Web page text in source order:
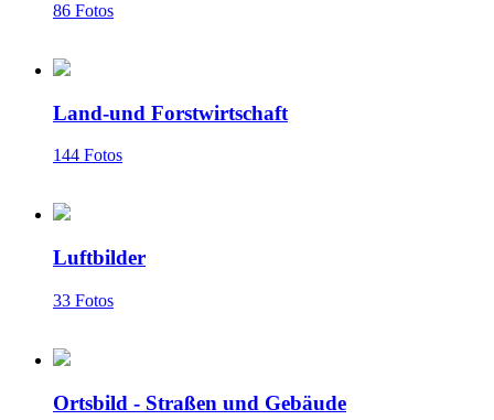
86 Fotos
Land-und Forstwirtschaft
144 Fotos
Luftbilder
33 Fotos
Ortsbild - Straßen und Gebäude